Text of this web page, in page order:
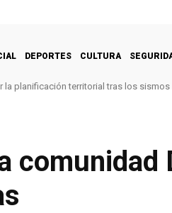
DEPORTES CULTURA
la planificación territorial tras los sismos
comunidad